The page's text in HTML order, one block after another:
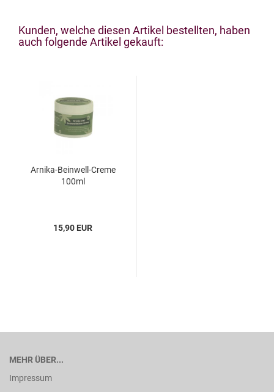
Kunden, welche diesen Artikel bestellten, haben
auch folgende Artikel gekauft:
Arnika-Beinwell-Creme
100ml
15,90 EUR
MEHR ÜBER...
Impressum